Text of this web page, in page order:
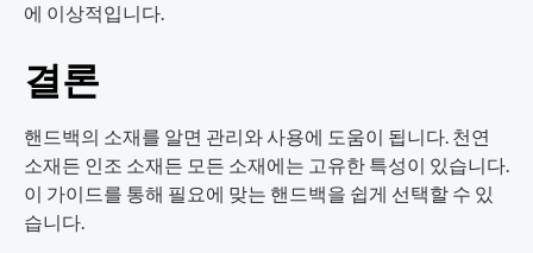
에 이상적입니다.
결론
핸드백의 소재를 알면 관리와 사용에 도움이 됩니다. 천연
소재든 인조 소재든 모든 소재에는 고유한 특성이 있습니다.
이 가이드를 통해 필요에 맞는 핸드백을 쉽게 선택할 수 있
습니다.